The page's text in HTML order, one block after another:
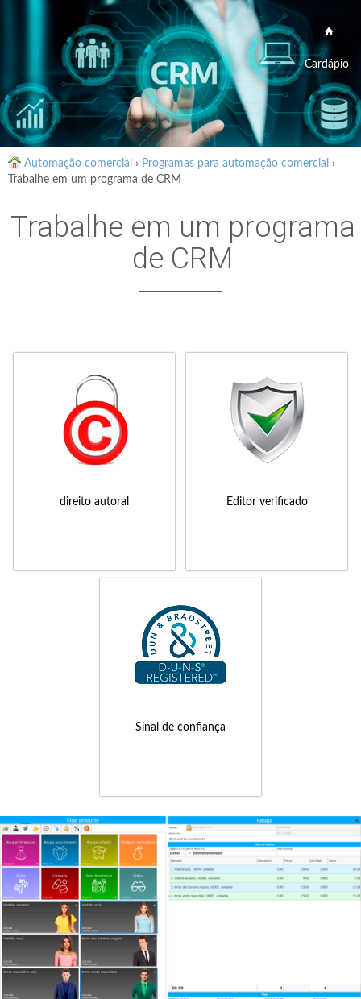
Cardápio
Automação comercial › Programas para automação comercial
›
Trabalhe em um programa de CRM
Trabalhe em um programa
de CRM
direito autoral Editor verificado
Sinal de confiança